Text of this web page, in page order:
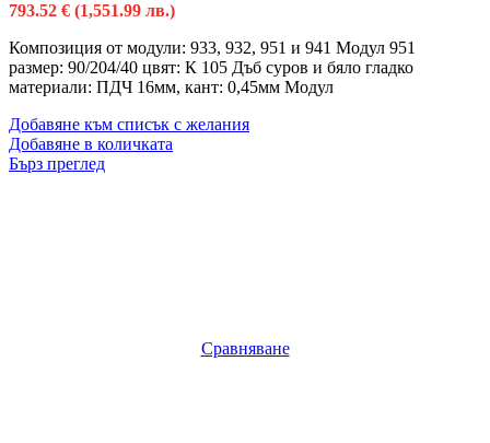
793.52 € (1,551.99 лв.)
Композиция от модули: 933, 932, 951 и 941 Модул 951
размер: 90/204/40 цвят: К 105 Дъб суров и бяло гладко
материали: ПДЧ 16мм, кант: 0,45мм Модул
Добавяне към списък с желания
Добавяне в количката
Бърз преглед
Сравняване